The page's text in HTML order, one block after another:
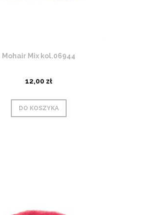
Mohair Mix kol.06944
12,00 zł
DO KOSZYKA